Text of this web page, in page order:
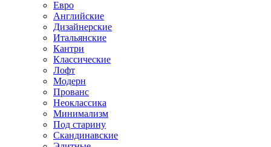
Евро
Английские
Дизайнерские
Итальянские
Кантри
Классические
Лофт
Модерн
Прованс
Неоклассика
Минимализм
Под старину
Скандинавские